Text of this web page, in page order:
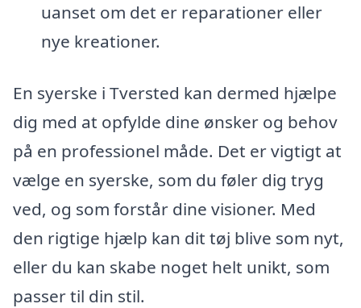
uanset om det er reparationer eller
nye kreationer.
En syerske i Tversted kan dermed hjælpe
dig med at opfylde dine ønsker og behov
på en professionel måde. Det er vigtigt at
vælge en syerske, som du føler dig tryg
ved, og som forstår dine visioner. Med
den rigtige hjælp kan dit tøj blive som nyt,
eller du kan skabe noget helt unikt, som
passer til din stil.